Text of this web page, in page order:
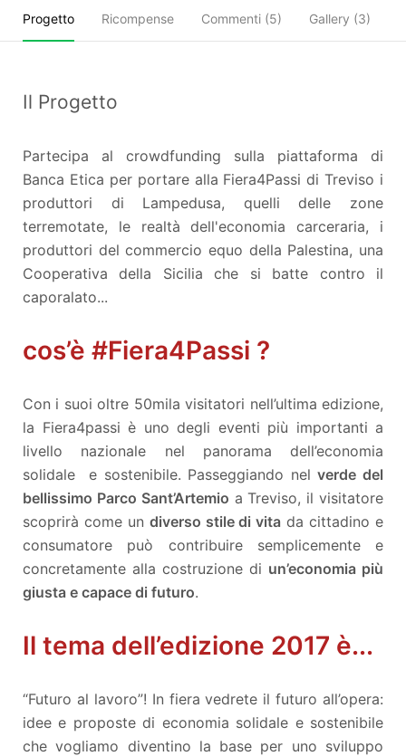
Progetto Ricompense Commenti (5) Gallery (3)
Il Progetto
Partecipa al crowdfunding sulla piattaforma di
Banca Etica per portare alla Fiera4Passi di Treviso i
produttori di Lampedusa, quelli delle zone
terremotate, le realtà dell'economia carceraria, i
produttori del commercio equo della Palestina, una
Cooperativa della Sicilia che si batte contro il
caporalato...
cos’è #Fiera4Passi ?
Con i suoi oltre 50mila visitatori nell’ultima edizione,
la Fiera4passi è uno degli eventi più importanti a
livello nazionale nel panorama dell’economia
solidale e sostenibile. Passeggiando nelverde del
bellissimo Parco Sant’Artemio a Treviso, il visitatore
scoprirà come un diverso stile di vita da cittadino e
consumatore può contribuire semplicemente e
concretamente alla costruzione di un’economia più
giusta e capace di futuro.
Il tema dell’edizione 2017 è...
“Futuro al lavoro”! In fiera vedrete il futuro all’opera:
idee e proposte di economia solidale e sostenibile
che vogliamo diventino la base per uno sviluppo